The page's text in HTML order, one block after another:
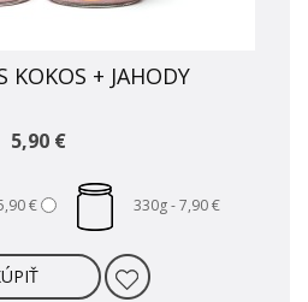
KOKOS + JAHODY
5,90 €
€ 330g -7,90 €